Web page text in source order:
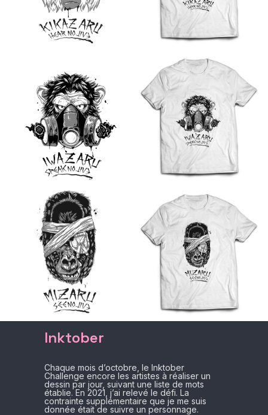
Inktober
Chaque mois d’octobre, le Inktober
Challenge encore les artistes à réaliser un
dessin par jour, suivant une liste de mots
établie. En 2021, j’ai relevé le défi. La
contrainte supplémentaire que je me suis
donnée était de suivre un personnage.